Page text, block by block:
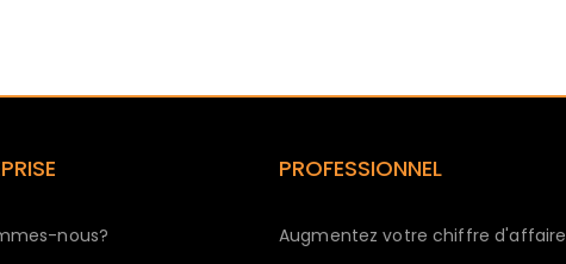
nous?
PROFESSIONNEL
Augmentez votre chiffre d'affaire